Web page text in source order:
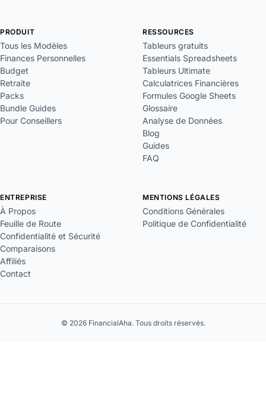
PRODUIT
Tous les Modèles
Finances Personnelles
Budget
Retraite
Packs
Bundle Guides
Pour Conseillers
RESSOURCES
Tableurs gratuits
Essentials Spreadsheets
Tableurs Ultimate
Calculatrices Financières
Formules Google Sheets
Glossaire
Analyse de Données
Blog
Guides
FAQ
ENTREPRISE
À Propos
Feuille de Route
Confidentialité et Sécurité
Comparaisons
Affiliés
Contact
MENTIONS LÉGALES
Conditions Générales
Politique de Confidentialité
© 2026 FinancialAha. Tous droits réservés.